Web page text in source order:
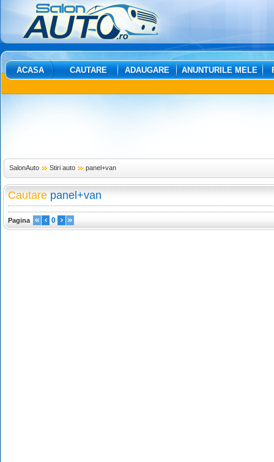
ACASA CAUTARE ADAUGARE ANUNTURILE MELE
SalonAuto Stiri auto panel+van
Cautare panel+van
Pagina 0